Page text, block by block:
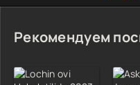
Рекомендуем